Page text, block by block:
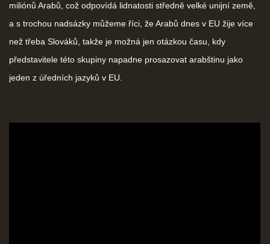
miliónů Arabů, což odpovídá lidnatosti středně velké unijní země,
a s trochou nadsázky můžeme říci, že Arabů dnes v EU žije více
než třeba Slováků, takže je možná jen otázkou času, kdy
představitele této skupiny napadne prosazovat arabštinu jako
jeden z úředních jazyků v EU.